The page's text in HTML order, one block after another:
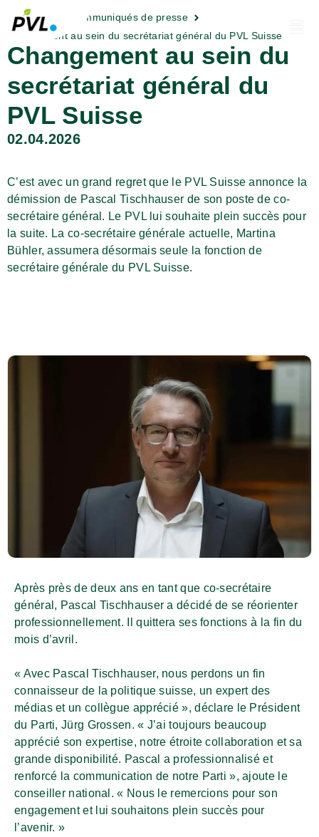
Actualités
Communiqués de presse
Changement au sein du secrétariat général du PVL Suisse
Changement au sein du
secrétariat général du
PVL Suisse
02.04.2026
C’est avec un grand regret que le PVL Suisse annonce la
démission de Pascal Tischhauser de son poste de co-
secrétaire général. Le PVL lui souhaite plein succès pour
la suite. La co-secrétaire générale actuelle, Martina
Bühler, assumera désormais seule la fonction de
secrétaire générale du PVL Suisse.
Après près de deux ans en tant que co-secrétaire
général, Pascal Tischhauser a décidé de se réorienter
professionnellement. Il quittera ses fonctions à la fin du
mois d’avril.
« Avec Pascal Tischhauser, nous perdons un fin
connaisseur de la politique suisse, un expert des
médias et un collègue apprécié », déclare le Président
du Parti, Jürg Grossen. « J’ai toujours beaucoup
apprécié son expertise, notre étroite collaboration et sa
grande disponibilité. Pascal a professionnalisé et
renforcé la communication de notre Parti », ajoute le
conseiller national. « Nous le remercions pour son
engagement et lui souhaitons plein succès pour
l’avenir. »